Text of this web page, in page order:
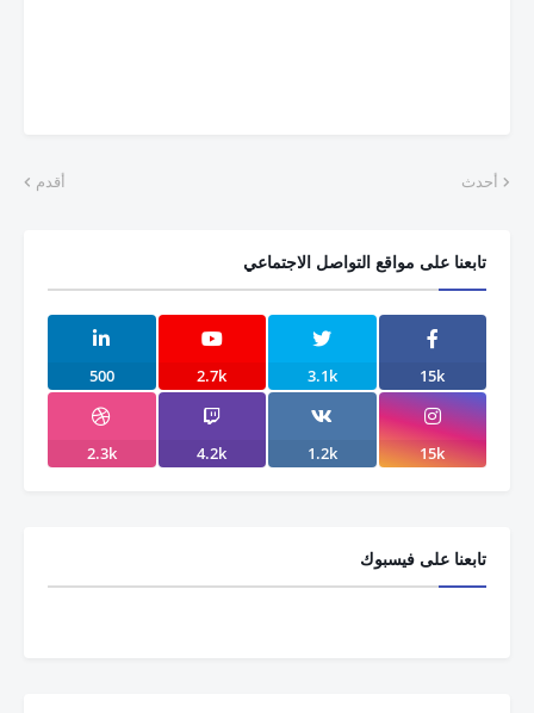
أحدث أقدم
تابعنا على مواقع التواصل الاجتماعي
15k
3.1k
2.7k
500
15k
1.2k
4.2k
2.3k
تابعنا على فيسبوك